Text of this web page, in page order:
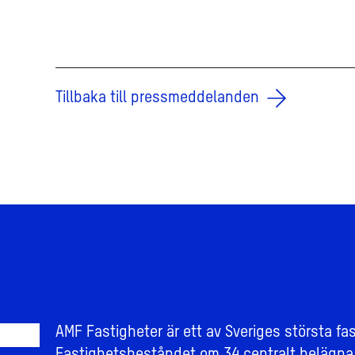
Tillbaka till pressmeddelanden
AMF Fastigheter är ett av Sveriges största